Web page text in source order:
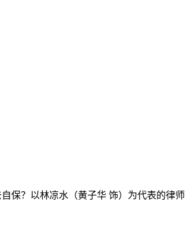
保？以林凉水（黄子华 饰）为代表的律师